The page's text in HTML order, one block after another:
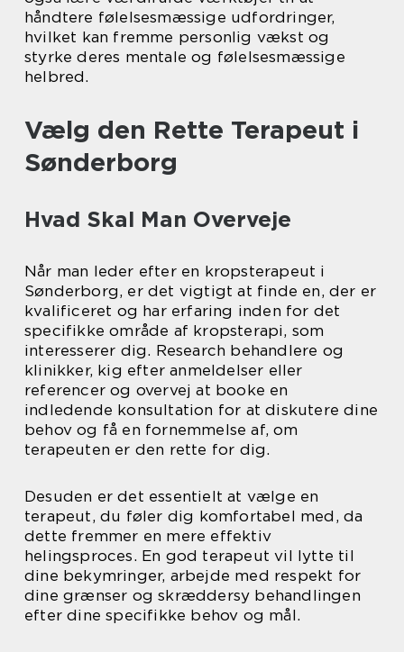
håndtere følelsesmæssige udfordringer,
hvilket kan fremme personlig vækst og
styrke deres mentale og følelsesmæssige
helbred.
Vælg den Rette Terapeut i
Sønderborg
Hvad Skal Man Overveje
Når man leder efter en kropsterapeut i
Sønderborg, er det vigtigt at finde en, der er
kvalificeret og har erfaring inden for det
specifikke område af kropsterapi, som
interesserer dig. Research behandlere og
klinikker, kig efter anmeldelser eller
referencer og overvej at booke en
indledende konsultation for at diskutere dine
behov og få en fornemmelse af, om
terapeuten er den rette for dig.
Desuden er det essentielt at vælge en
terapeut, du føler dig komfortabel med, da
dette fremmer en mere effektiv
helingsproces. En god terapeut vil lytte til
dine bekymringer, arbejde med respekt for
dine grænser og skræddersy behandlingen
efter dine specifikke behov og mål.